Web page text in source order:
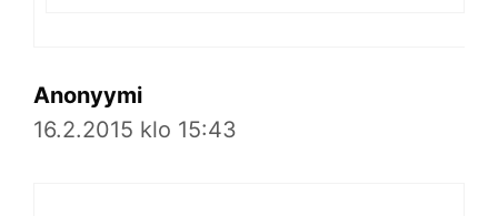
Anonyymi
16.2.2015 klo 15:43